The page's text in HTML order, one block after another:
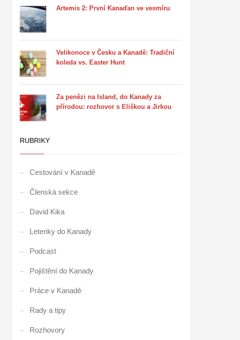
Artemis 2: První Kanaďan ve vesmíru
Velikonoce v Česku a Kanadě: Tradiční
koleda vs. Easter Hunt
Za penězi na Island, do Kanady za
přírodou: rozhovor s Eliškou a Jirkou
RUBRIKY
Cestování v Kanadě
Členská sekce
David Kika
Letenky do Kanady
Podcast
Pojištění do Kanady
Práce v Kanadě
Rady a tipy
Rozhovory